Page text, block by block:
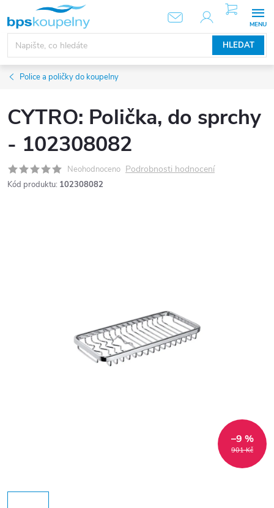
obsah
HLEDAT
NÁKUPNÍ
KOŠÍK
Police a poličky do koupelny
CYTRO: Polička, do sprchy
- 102308082
Neohodnoceno Podrobnosti hodnocení
Kód produktu: 102308082
901 Kč
–9 %